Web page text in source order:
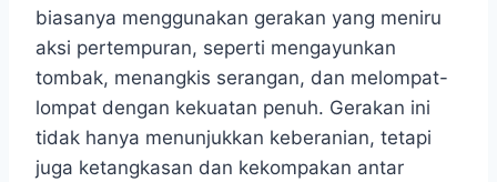
biasanya menggunakan gerakan yang meniru
aksi pertempuran, seperti mengayunkan
tombak, menangkis serangan, dan melompat-
lompat dengan kekuatan penuh. Gerakan ini
tidak hanya menunjukkan keberanian, tetapi
juga ketangkasan dan kekompakan antar